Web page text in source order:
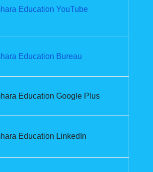
Education YouTube
Education Bureau
Education Google Plus
Education LinkedIn